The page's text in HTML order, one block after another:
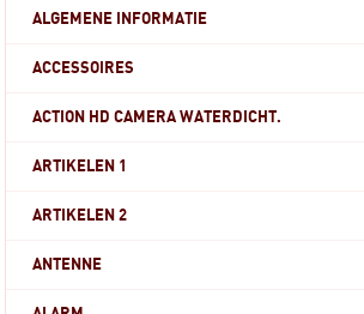
ALGEMENE INFORMATIE
ACCESSOIRES
ACTION HD CAMERA WATERDICHT.
ARTIKELEN 1
ARTIKELEN 2
ANTENNE